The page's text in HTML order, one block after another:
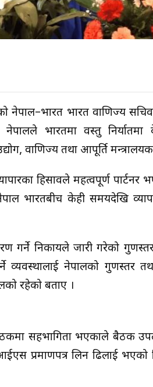
नेपाल–भारत भारत वाणिज्य
भारतमा वस्तु निर्यातमा
वाणिज्य तथा आपूर्ति
हिसावले महत्वपूर्ण
भारतबीच केही समयदेखि
निकायले जारी गरेको गुणस्तर
व्यवस्थालाई नेपालको गुणस्तर
रहेको बताए ।
सहभागिता भएकाले बैठक
प्रमाणपत्र लिन ढिलाई